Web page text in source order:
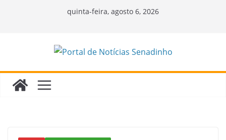
quinta-feira, agosto 6, 2026